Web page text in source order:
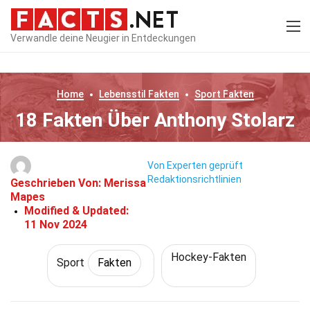
Verwandle deine Neugier in Entdeckungen
Home Lebensstil Fakten Sport Fakten
18 Fakten Über Anthony Stolarz
Geschrieben Von: Merissa
Mapes
Modified & Updated:
11 Nov 2024
Von Experten geprüft
Redaktionsrichtlinien
Sport Fakten Hockey-Fakten